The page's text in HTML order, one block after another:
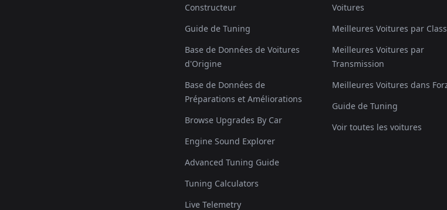
Constructeur
Guide de Tuning
Base de Données de Voitures
d'Origine
Base de Données de
Préparations et Améliorations
Browse Upgrades By Car
Engine Sound Explorer
Advanced Tuning Guide
Tuning Calculators
Live Telemetry
Voitures
Meilleures Voitures par
Meilleures Voitures par
Transmission
Meilleures Voitures dans
Guide de Tuning
Voir toutes les voitures